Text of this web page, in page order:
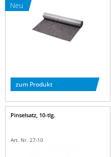
Neu
zum Produkt
Pinselsatz, 10-tlg.
Art. Nr. 27-10